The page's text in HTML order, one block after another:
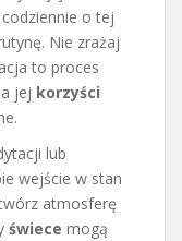
o tej
Nie zrażaj
to proces
jej korzyści
lub
wejście w stan
atmosferę
świece mogą